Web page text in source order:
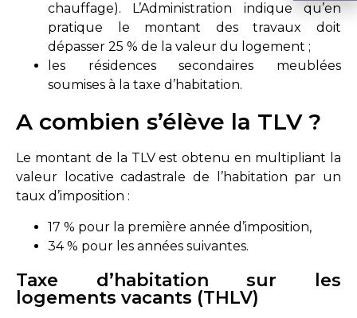
chauffage). L’Administration indique qu’en
pratique le montant des travaux doit
dépasser 25 % de la valeur du logement ;
les résidences secondaires meublées
soumises à la taxe d’habitation.
A combien s’élève la TLV ?
Le montant de la TLV est obtenu en multipliant la
valeur locative cadastrale de l’habitation par un
taux d’imposition :
17 % pour la première année d’imposition,
34 % pour les années suivantes.
Taxe d’habitation sur les
logements vacants (THLV)